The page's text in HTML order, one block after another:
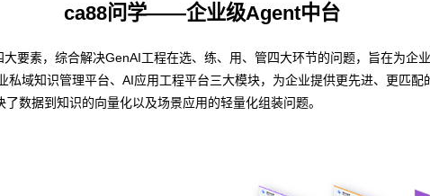
ca88问学——企业级Agent中台
要素，综合解决GenAI工程在选、练、用、管四大环节的问题，旨在为企
域知识管理平台、AI应用工程平台三大模块，为企业提供更先进、更匹
数据到知识的向量化以及场景应用的轻量化组装问题。